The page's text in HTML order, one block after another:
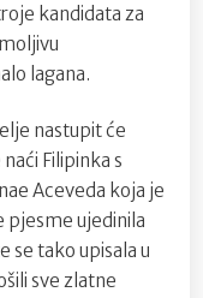
kandidata za
lagana.
nastupit će
Filipinka s
Aceveda koja je
ujedinila
se tako upisala u
sve zlatne